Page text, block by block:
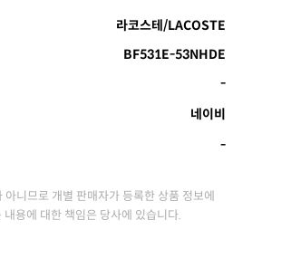
라코스테/LACOSTE
BF531E-53NHDE
-
네이비
-
니므로 개별 판매자가 등록한 상품 정보에
용에 대한 책임은 당사에 있습니다.